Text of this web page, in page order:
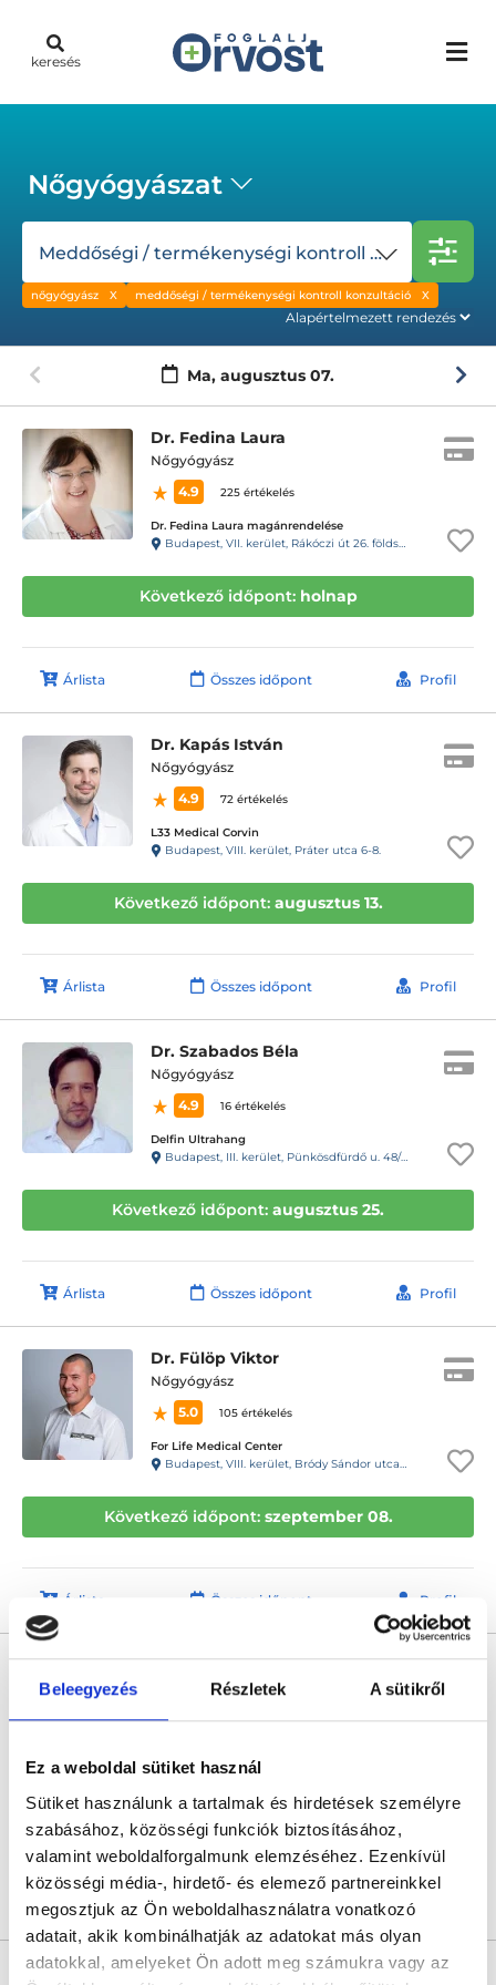
Beleegyezés Részletek A sütikről
Ez a weboldal sütiket használ
Sütiket használunk a tartalmak és hirdetések személyre
szabásához, közösségi funkciók biztosításához,
valamint weboldalforgalmunk elemzéséhez. Ezenkívül
közösségi média-, hirdető- és elemező partnereinkkel
megosztjuk az Ön weboldalhasználatra vonatkozó
adatait, akik kombinálhatják az adatokat más olyan
adatokkal, amelyeket Ön adott meg számukra vagy az
keresés
Nőgyógyászat
Meddőségi / termékenységi kontroll konzultáció
nőgyógyász meddőségi / termékenységi kontroll konzultáció
Ma, augusztus 07.
Dr. Fedina Laura
Nőgyógyász
4.9
225 értékelés
Dr. Fedina Laura magánrendelése
Budapest, VII. kerület, Rákóczi út 26. földszint 2/a, kapucsengő: 5
Következő időpont: holnap
Árlista Összes időpont Profil
Dr. Kapás István
Nőgyógyász
4.9
72 értékelés
L33 Medical Corvin
Budapest, VIII. kerület, Práter utca 6-8.
Következő időpont: augusztus 13.
Árlista Összes időpont Profil
Dr. Szabados Béla
Nőgyógyász
4.9
16 értékelés
Delfin Ultrahang
Budapest, III. kerület, Pünkösdfürdő u. 48/B
Következő időpont: augusztus 25.
Árlista Összes időpont Profil
Dr. Fülöp Viktor
Nőgyógyász
5.0
105 értékelés
For Life Medical Center
Budapest, VIII. kerület, Bródy Sándor utca 28. 1.lépcsőház, fsz. 2.
Következő időpont: szeptember 08.
Árlista Összes időpont Profil
Dr. Fábián Tamás
Nőgyógyász
5.0
2 értékelés
Budapest, XII. kerület, Alkotás utca 55-61. Hillside
Sajnáljuk, jelenleg nincs szabad időpont!
Árlista Összes időpont
Dr. Koiss Róbert Sándor